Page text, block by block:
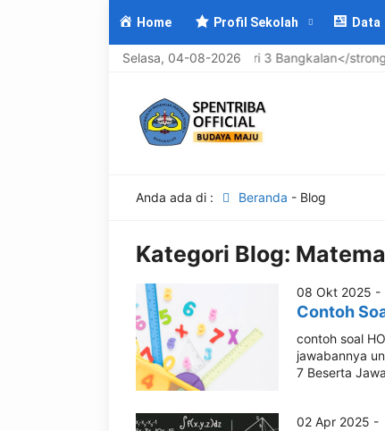
Home Profil Sekolah Data
Selasa, 04-08-2026
Datang di <strong>UPTD SMP Negeri 3 Bangkalan</strong>,
Anda ada di : Beranda - Blog
Kategori Blog:
08 Okt 2025 -
Contoh
contoh soal
jawabannya
7 Beserta
02 Apr 2025 -